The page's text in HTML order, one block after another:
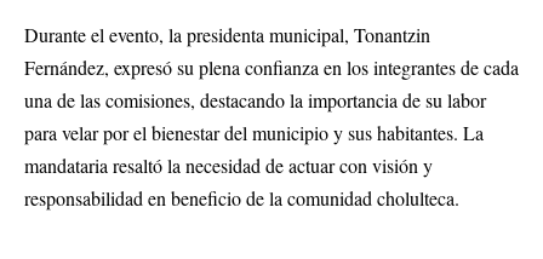
Durante el evento, la presidenta municipal, Tonantzin
Fernández, expresó su plena confianza en los integrantes de cada
una de las comisiones, destacando la importancia de su labor
para velar por el bienestar del municipio y sus habitantes. La
mandataria resaltó la necesidad de actuar con visión y
responsabilidad en beneficio de la comunidad cholulteca.